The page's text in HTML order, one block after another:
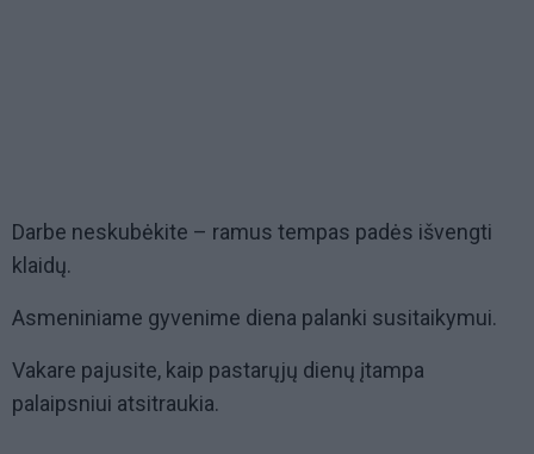
Darbe neskubėkite – ramus tempas padės išvengti
klaidų.
Asmeniniame gyvenime diena palanki susitaikymui.
Vakare pajusite, kaip pastarųjų dienų įtampa
palaipsniui atsitraukia.